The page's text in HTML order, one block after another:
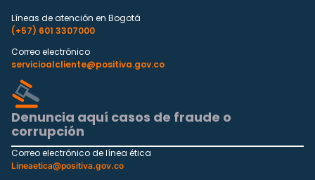
Líneas de atención en Bogotá
(+57) 601 3307000
Correo electrónico
servicioalcliente@positiva.gov.co
Denuncia aquí casos de fraude o
corrupción
Correo electrónico de línea ética
Lineaetica@positiva.gov.co